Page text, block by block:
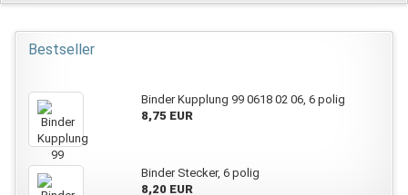
Bestseller
Binder Kupplung 99 0618 02 06, 6 polig
8,75 EUR
Binder Stecker, 6 polig
8,20 EUR